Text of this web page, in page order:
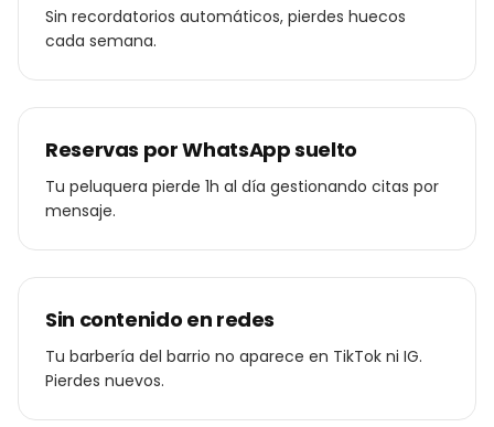
Sin recordatorios automáticos, pierdes huecos
cada semana.
Reservas por WhatsApp suelto
Tu peluquera pierde 1h al día gestionando citas por
mensaje.
Sin contenido en redes
Tu barbería del barrio no aparece en TikTok ni IG.
Pierdes nuevos.